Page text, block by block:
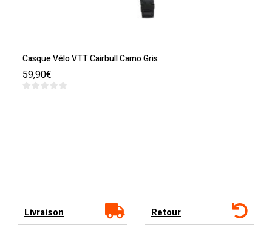
Casque Vélo VTT Cairbull Camo Gris
59,90€
Livraison Retour